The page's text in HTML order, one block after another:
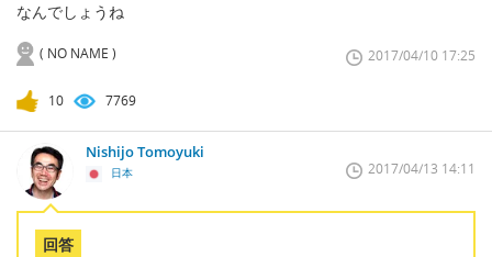
なんでしょうね
( NO NAME ) 2017/04/10 17:25
10 7769
Nishijo Tomoyuki
日本 2017/04/13 14:11
回答